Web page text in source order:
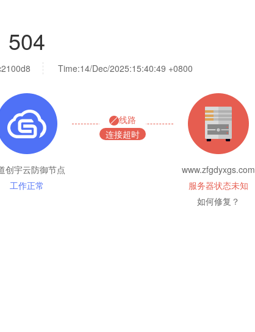
504
Time:14/Dec/2025:15:40:49 +0800
创宇云防御节点
工作正常
线路
连接超时
www.zfgdyxgs.com
服务器状态未知
如何修复？